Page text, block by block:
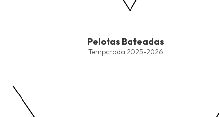
The chart has 1 X axis displaying values. Data ranges from -
The chart has 1 Y axis displaying values. Data ranges from -
Pelotas Bateadas
Temporada 2025-2026